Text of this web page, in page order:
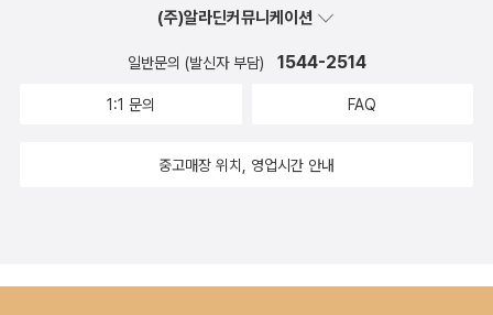
록이라는 입장에서 보면 기자인 저자는 필요하다고 느꼈을 수도 있었
이 느꼈을 분노, 절망 등을 그대로 함께 느낄 수 있는 반면, 그만큼 정
말 같이 진이 빠지기도 한다. 반성이나 후회나 아무런 인간적인 감정
해 줄 만한 가치가 있었는지는 정말 생각해 볼 문제가 아닌가 싶다.
m Sleeper)‘는 미국 로스앤젤레스의 사우스 센트럴 지역에서 오랜
세월에 걸쳐 흑인여성연쇄살인을 저질러왔던 살인마, 로니 프랭클린
보도의 효율을 높이기 위해 저자인 크리스틴 펠리섹이 직접 만들었
로 연상되는 별명을 사건에 부여하는 것이 커다란 도움이 된다. 하지
(주)알라딘커뮤니케이션
일반문의 (발신자 부담) 1544-2514
1:1 문의 FAQ
중고매장 위치, 영업시간 안내